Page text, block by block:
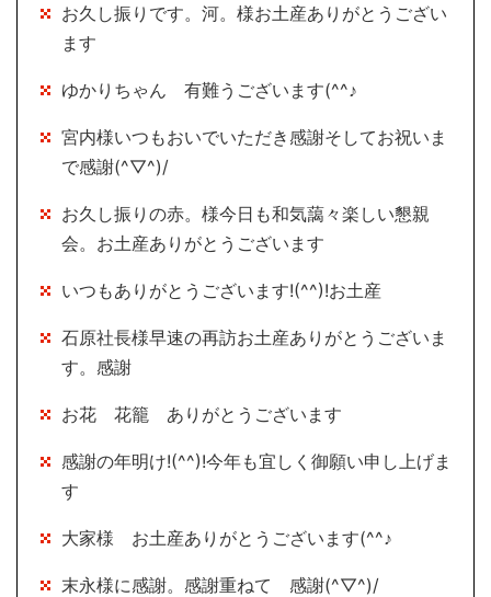
お久し振りです。河。様お土産ありがとうござい
ます
ゆかりちゃん 有難うございます(^^♪
宮内様いつもおいでいただき感謝そしてお祝いま
で感謝(^▽^)/
お久し振りの赤。様今日も和気藹々楽しい懇親
会。お土産ありがとうございます
いつもありがとうございます!(^^)!お土産
石原社長様早速の再訪お土産ありがとうございま
す。感謝
お花 花籠 ありがとうございます
感謝の年明け!(^^)!今年も宜しく御願い申し上げま
す
大家様 お土産ありがとうございます(^^♪
末永様に感謝。感謝重ねて 感謝(^▽^)/